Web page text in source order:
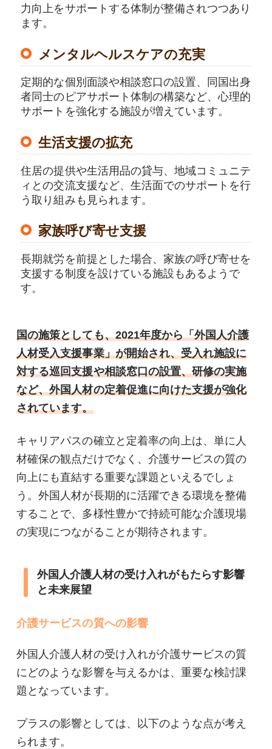
力向上をサポートする体制が整備されつつあり
ます。
メンタルヘルスケアの充実
定期的な個別面談や相談窓口の設置、同国出身
者同士のピアサポート体制の構築など、心理的
サポートを強化する施設が増えています。
生活支援の拡充
住居の提供や生活用品の貸与、地域コミュニテ
ィとの交流支援など、生活面でのサポートを行
う取り組みも見られます。
家族呼び寄せ支援
長期就労を前提とした場合、家族の呼び寄せを
支援する制度を設けている施設もあるようで
す。
国の施策としても、2021年度から「外国人介護
人材受入支援事業」が開始され、受入れ施設に
対する巡回支援や相談窓口の設置、研修の実施
など、外国人材の定着促進に向けた支援が強化
されています。
キャリアパスの確立と定着率の向上は、単に人
材確保の観点だけでなく、介護サービスの質の
向上にも直結する重要な課題といえるでしょ
う。外国人材が長期的に活躍できる環境を整備
することで、多様性豊かで持続可能な介護現場
の実現につながることが期待されます。
外国人介護人材の受け入れがもたらす影響
と未来展望
介護サービスの質への影響
外国人介護人材の受け入れが介護サービスの質
にどのような影響を与えるかは、重要な検討課
題となっています。
プラスの影響としては、以下のような点が考え
られます。